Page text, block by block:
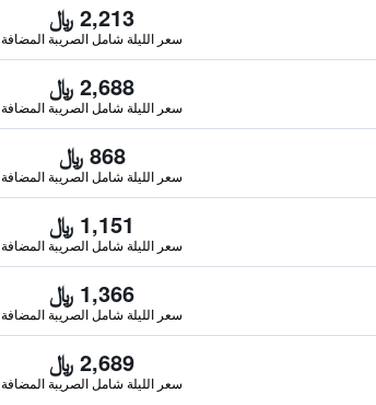
2,213 ﷼
سعر الليلة شامل الصريبة المضافة
2,688 ﷼
سعر الليلة شامل الصريبة المضافة
868 ﷼
سعر الليلة شامل الصريبة المضافة
1,151 ﷼
سعر الليلة شامل الصريبة المضافة
1,366 ﷼
سعر الليلة شامل الصريبة المضافة
2,689 ﷼
سعر الليلة شامل الصريبة المضافة